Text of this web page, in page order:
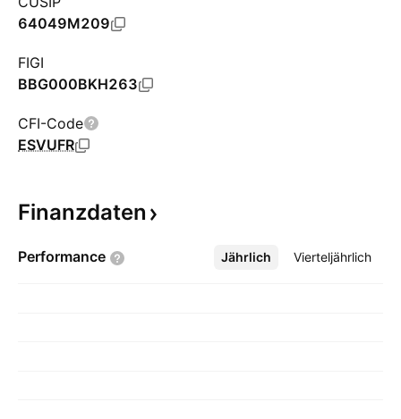
64049M209
FIGI
BBG000BKH263
CFI-Code
ESVUFR
Finanzdaten
Performance Jährlich Vierteljährlich
Mehr